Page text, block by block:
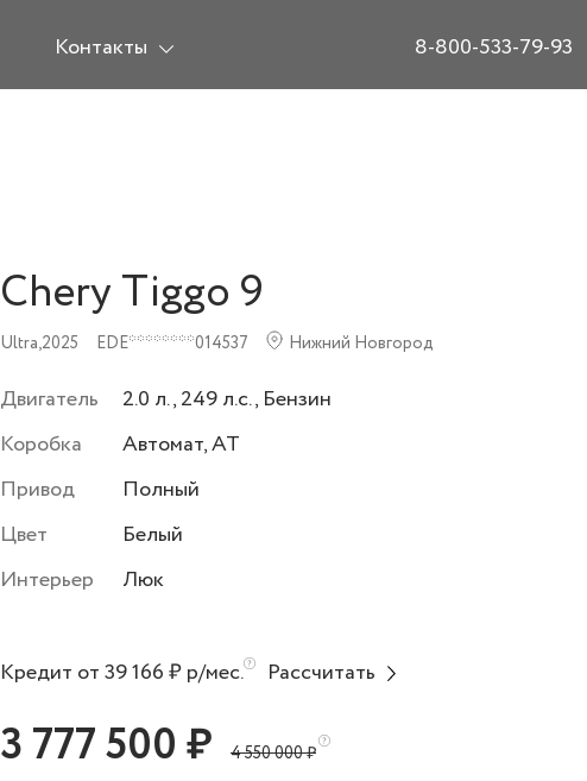
Контакты 8-800-533-79-93
Chery Tiggo 9
Ultra,2025 EDE********014537 Нижний Новгород
Двигатель
2.0 л., 249 л.с., Бензин
Коробка
Автомат, AT
Привод
Полный
Цвет
Белый
Интерьер
Люк
Кредит от 39 166 ₽ р/мес. Рассчитать
3 777 500 ₽ 4 550 000 ₽